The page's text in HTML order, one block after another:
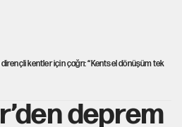
kentler için çağrı: “Kentsel dönüşüm tek
deprem